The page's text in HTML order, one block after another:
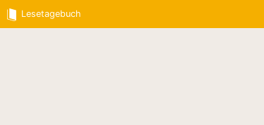
Lesetagebuch